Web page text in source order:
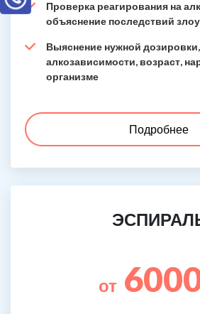
Проверка реагирования на
объяснение последствий
Выяснение нужной
алкозависимости, возраст,
организме
Подробнее
от